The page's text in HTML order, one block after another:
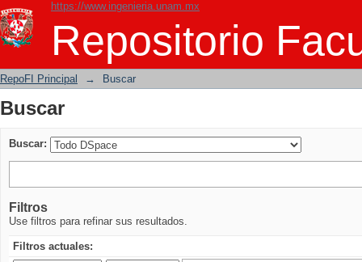
https://www.ingenieria.unam.mx
Repositorio
Buscar
RepoFI Principal → Buscar
Buscar
Buscar:
Filtros
Use filtros para refinar sus resultados.
Filtros actuales: